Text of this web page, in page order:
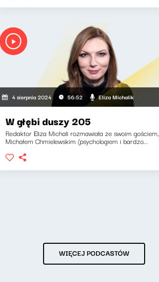
4 sierpnia 2024 56:52 Eliza Michalik
W głębi duszy 205
Redaktor Eliza Michali rozmawiała ze swoim gościem,
Michałem Chmielewskim (psychologiem i bardzo...
WIĘCEJ PODCASTÓW